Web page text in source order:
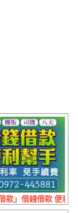
內 保證最低利
借款」借錢借款 便利